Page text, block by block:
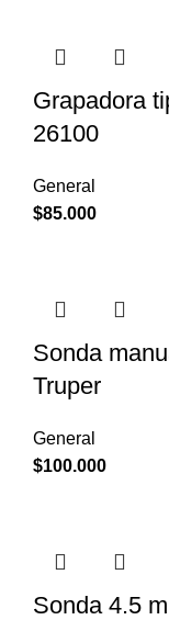
Grapadora
26100
General
$85.000
Sonda
Truper
General
$100.000
Sonda 4.5